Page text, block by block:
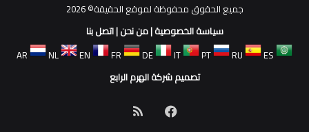
جميع الحقوق محفوظة لموقع الحقيقة© 2026
سياسة الخصوصية|من نحن|اتصل بنا
AR
NL EN FR DE IT PT RU
ES
تصميم شركة الهرم الرابع
فيسبوك